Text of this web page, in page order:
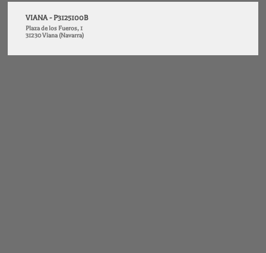
VIANA - P3125100B
Plaza de los Fueros, 1
31230 Viana (Navarra)